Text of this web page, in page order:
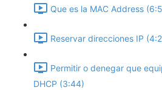
Que es la MAC Address
Reservar direcciones IP
Permitir o denegar que
DHCP (3:44)